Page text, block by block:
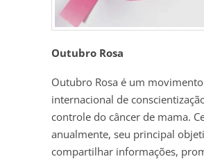
Outubro Rosa
Outubro Rosa é um movimento
internacional de
controle do câncer de mama.
anualmente, seu principal
compartilhar informações,